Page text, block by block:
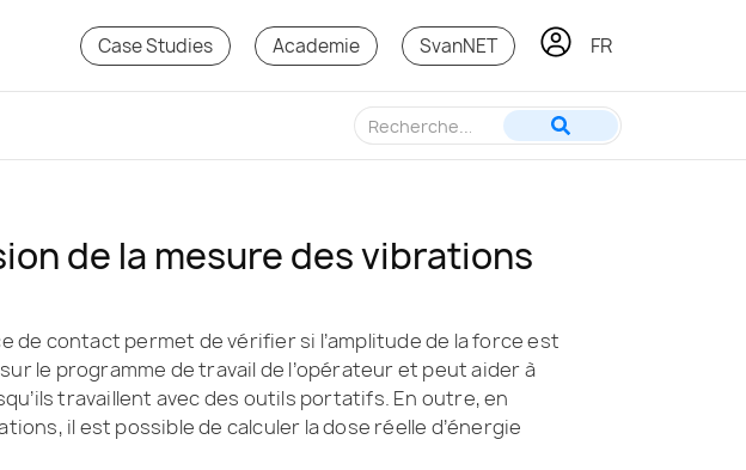
Case Studies Academie SvanNET FR
PT
de la mesure des vibrations
de contact permet de vérifier si l’amplitude de la force est
le programme de travail de l’opérateur et peut aider à
travaillent avec des outils portatifs. En outre, en
il est possible de calculer la dose réelle d’énergie